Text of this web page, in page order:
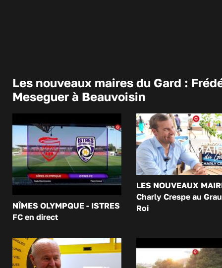
Les nouveaux maires du Gard :
Meseguer à Beauvoisin
NÎMES OLYMPQUE - ISTRES
FC en direct
LES NOUVEAUX
Charly Crespe au
Roi